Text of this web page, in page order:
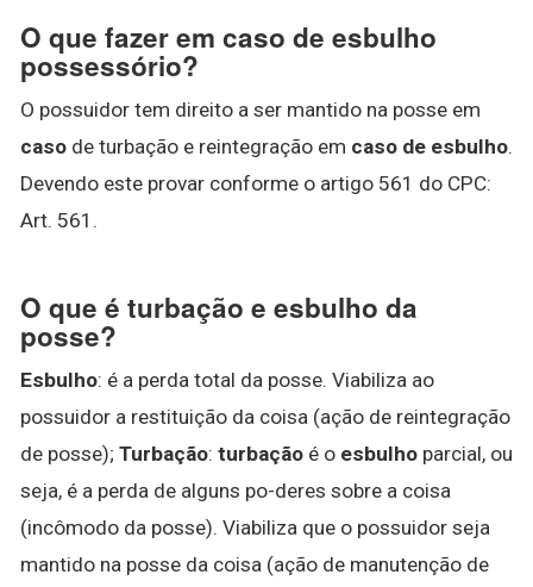
O que fazer em caso de esbulho
possessório?
O possuidor tem direito a ser mantido na posse em
caso de turbação e reintegração em caso de esbulho.
Devendo este provar conforme o artigo 561 do CPC:
Art. 561.
O que é turbação e esbulho da
posse?
Esbulho: é a perda total da posse. Viabiliza ao
possuidor a restituição da coisa (ação de reintegração
de posse); Turbação: turbação é o esbulho parcial, ou
seja, é a perda de alguns po-deres sobre a coisa
(incômodo da posse). Viabiliza que o possuidor seja
mantido na posse da coisa (ação de manutenção de